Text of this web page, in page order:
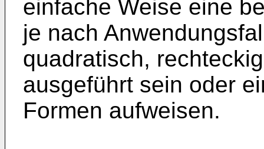
einfache Weise eine
je nach
quadratisch,
ausgeführt sein oder
Formen aufweisen.